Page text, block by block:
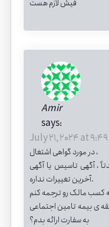
فیش لازم هست
Amir
says:
July 21, 2024 at
در مورد گواهی اشتغال ،
، آگهی تاسیس یا آگهی
آخرین تغییرات نداره.
کسب مالک رو ترجمه کنم
۳ ماه آخر و سابقه ی بیمه تامین اجتماعی
به سفارت ارائه بدم؟